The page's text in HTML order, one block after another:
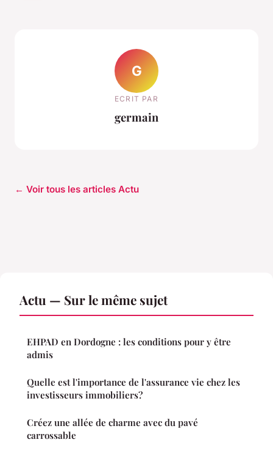
G
ECRIT PAR
germain
← Voir tous les articles Actu
Actu — Sur le même sujet
EHPAD en Dordogne : les conditions pour y être
admis
Quelle est l'importance de l'assurance vie chez les
investisseurs immobiliers?
Créez une allée de charme avec du pavé
carrossable